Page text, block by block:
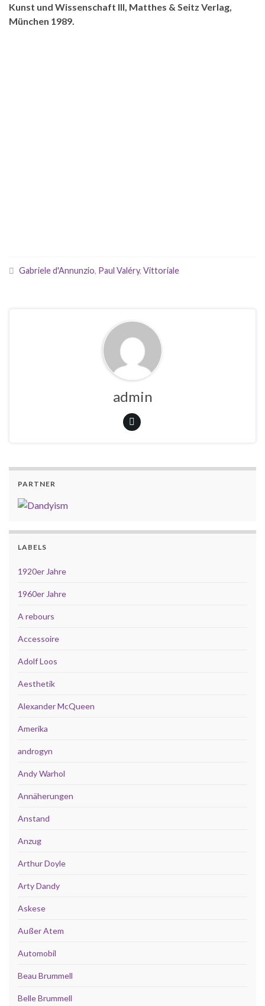
Kunst und Wissenschaft III, Matthes & Seitz Verlag,
München 1989.
Gabriele d'Annunzio, Paul Valéry, Vittoriale
admin
PARTNER
LABELS
1920er Jahre
1960er Jahre
A rebours
Accessoire
Adolf Loos
Aesthetik
Alexander McQueen
Amerika
androgyn
Andy Warhol
Annäherungen
Anstand
Anzug
Arthur Doyle
Arty Dandy
Askese
Außer Atem
Automobil
Beau Brummell
Belle Brummell